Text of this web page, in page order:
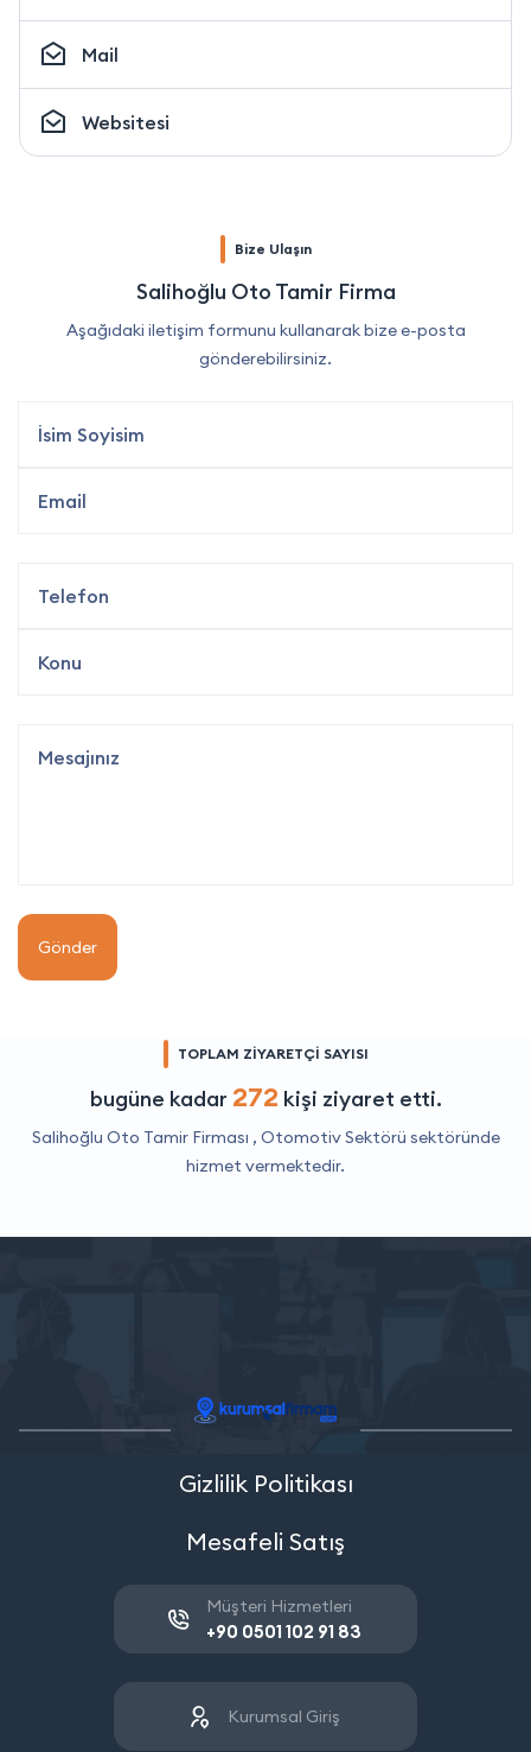
Mail
Websitesi
Bize Ulaşın
Salihoğlu Oto Tamir Firma
Aşağıdaki iletişim formunu kullanarak bize e-posta
gönderebilirsiniz.
Gönder
TOPLAM ZİYARETÇİ SAYISI
bugüne kadar 272 kişi ziyaret etti.
Salihoğlu Oto Tamir Firması , Otomotiv Sektörü sektöründe
hizmet vermektedir.
Gizlilik Politikası
Mesafeli Satış
Müşteri Hizmetleri
+90 0501 102 91 83
Kurumsal Giriş